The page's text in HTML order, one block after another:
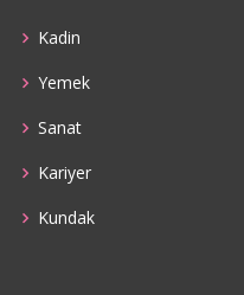
Kadin
Yemek
Sanat
Kariyer
Kundak